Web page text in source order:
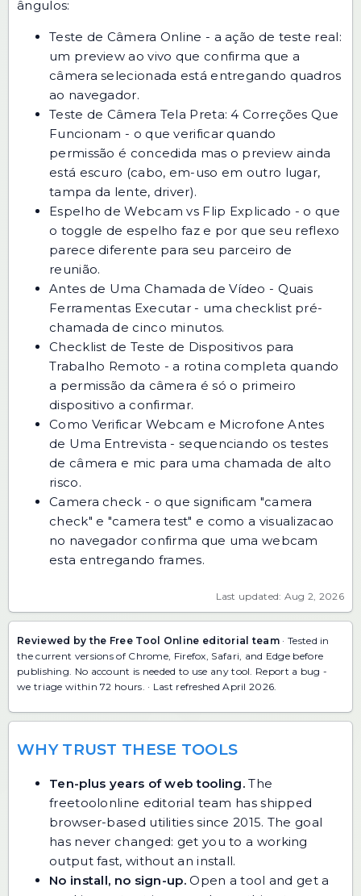
ângulos:
Teste de Câmera Online - a ação de teste real:
um preview ao vivo que confirma que a
câmera selecionada está entregando quadros
ao navegador.
Teste de Câmera Tela Preta: 4 Correções Que
Funcionam - o que verificar quando
permissão é concedida mas o preview ainda
está escuro (cabo, em-uso em outro lugar,
tampa da lente, driver).
Espelho de Webcam vs Flip Explicado - o que
o toggle de espelho faz e por que seu reflexo
parece diferente para seu parceiro de
reunião.
Antes de Uma Chamada de Vídeo - Quais
Ferramentas Executar - uma checklist pré-
chamada de cinco minutos.
Checklist de Teste de Dispositivos para
Trabalho Remoto - a rotina completa quando
a permissão da câmera é só o primeiro
dispositivo a confirmar.
Como Verificar Webcam e Microfone Antes
de Uma Entrevista - sequenciando os testes
de câmera e mic para uma chamada de alto
risco.
Camera check - o que significam "camera
check" e "camera test" e como a visualizacao
no navegador confirma que uma webcam
esta entregando frames.
Last updated: Aug 2, 2026
Reviewed by the Free Tool Online editorial team · Tested in
the current versions of Chrome, Firefox, Safari, and Edge before
publishing. No account is needed to use any tool. Report a bug -
we triage within 72 hours. · Last refreshed April 2026.
WHY TRUST THESE TOOLS
Ten-plus years of web tooling. The
freetoolonline editorial team has shipped
browser-based utilities since 2015. The goal
has never changed: get you to a working
output fast, without an install.
No install, no sign-up.Open a tool and get a